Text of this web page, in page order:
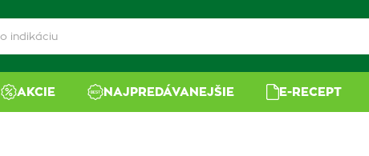
AKCIE NAJPREDÁVANEJŠIE E-RECEPT